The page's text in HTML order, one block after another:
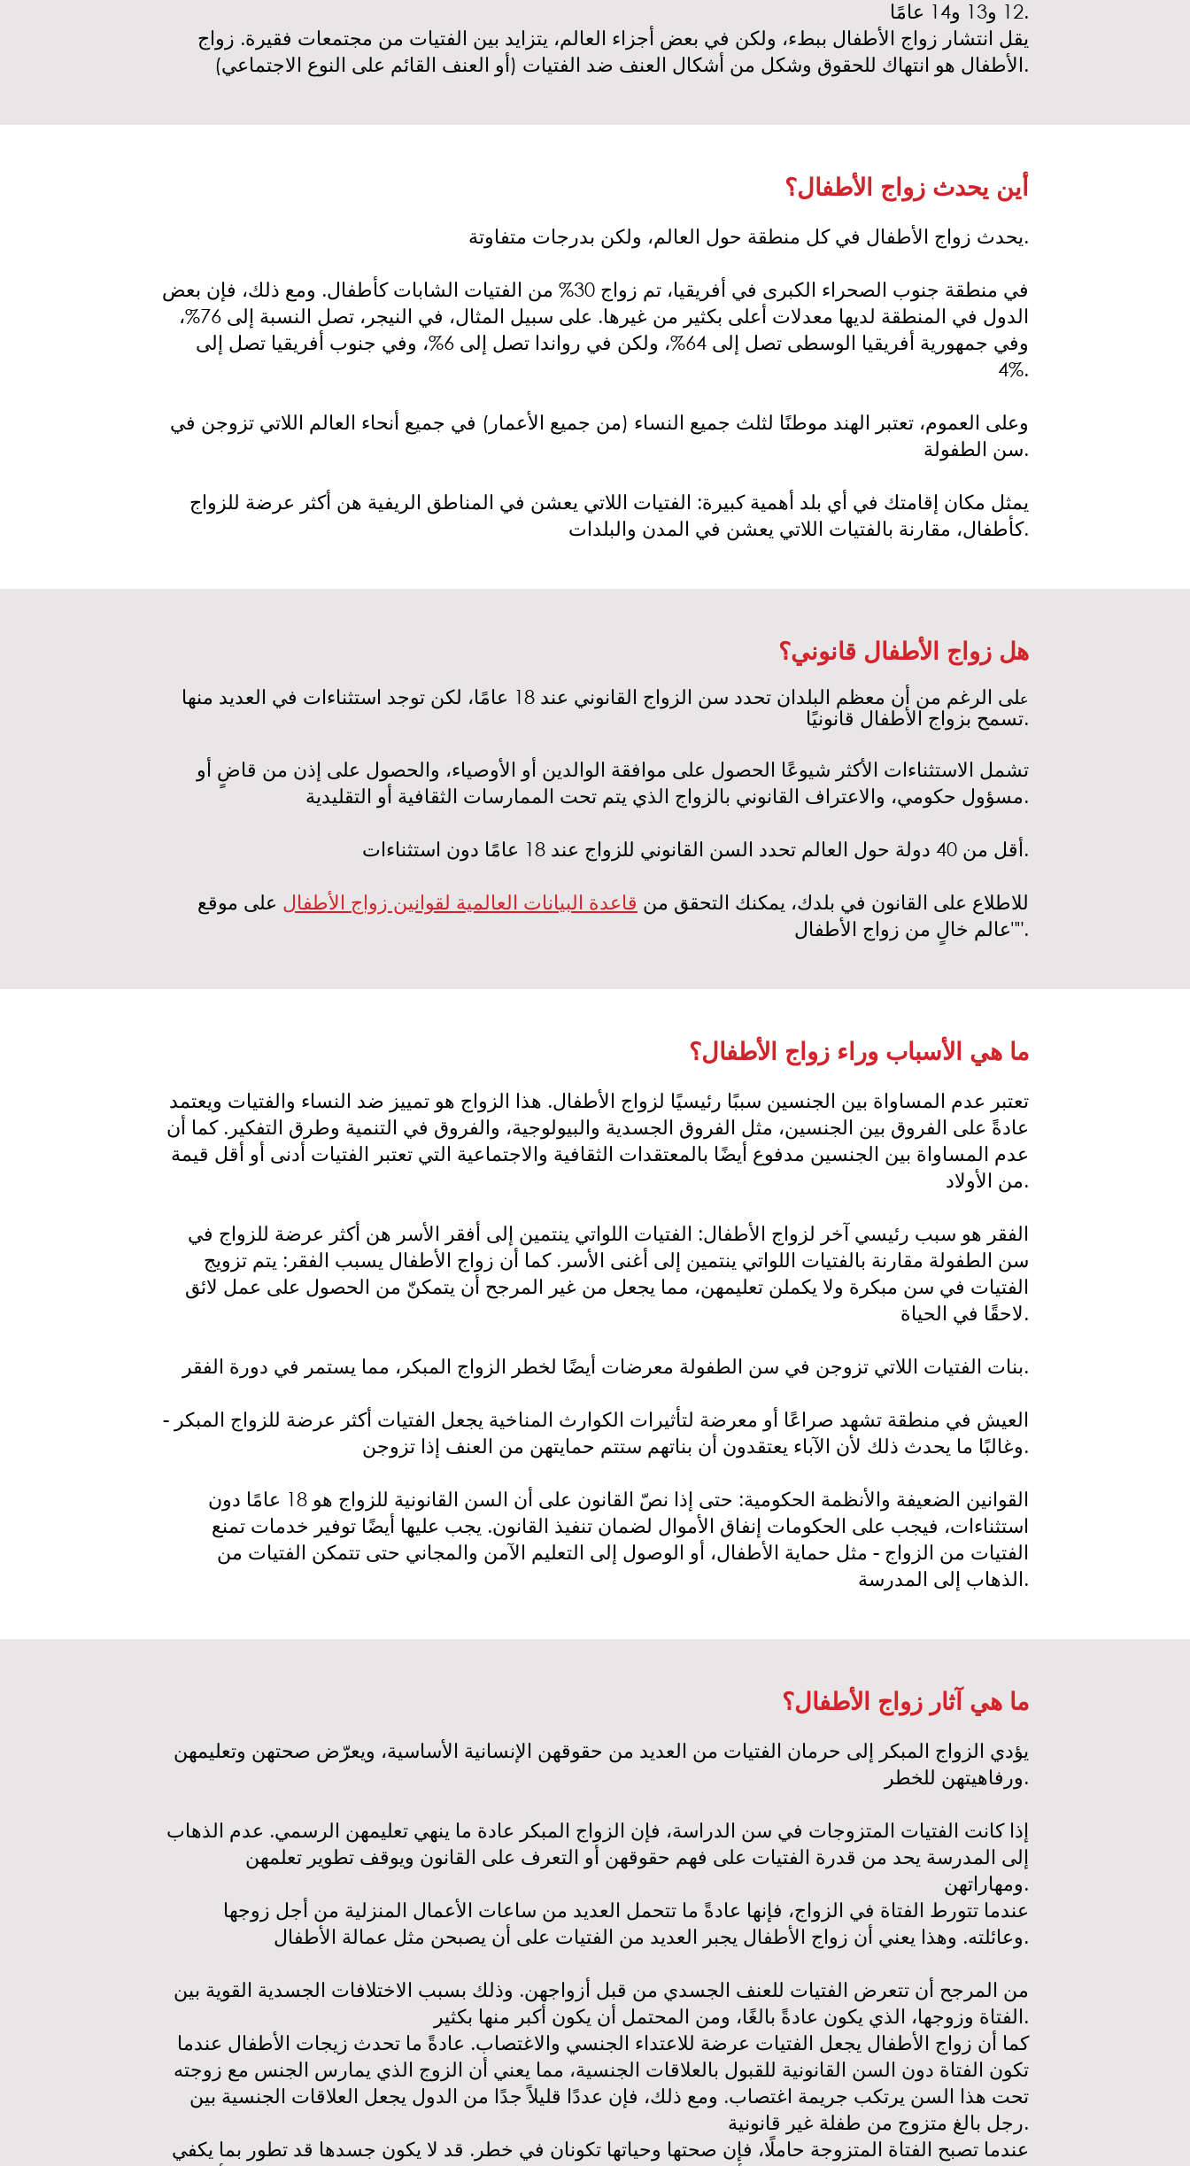
12 و13 و14 عامًا.
يقل انتشار زواج الأطفال ببطء، ولكن في بعض أجزاء العالم، يتزايد بين الفتيات من مجتمعات فقيرة. زواج
الأطفال هو انتهاك للحقوق وشكل من أشكال العنف ضد الفتيات (أو العنف القائم على النوع الاجتماعي).
أين يحدث زواج الأطفال؟
يحدث زواج الأطفال في كل منطقة حول العالم، ولكن بدرجات متفاوتة.
في منطقة جنوب الصحراء الكبرى في أفريقيا، تم زواج 30% من الفتيات الشابات كأطفال. ومع ذلك، فإن بعض
الدول في المنطقة لديها معدلات أعلى بكثير من غيرها. على سبيل المثال، في النيجر، تصل النسبة إلى 76%،
وفي جمهورية أفريقيا الوسطى تصل إلى 64%، ولكن في رواندا تصل إلى 6%، وفي جنوب أفريقيا تصل إلى
4%.
وعلى العموم، تعتبر الهند موطنًا لثلث جميع النساء (من جميع الأعمار) في جميع أنحاء العالم اللاتي تزوجن في
سن الطفولة.
يمثل مكان إقامتك في أي بلد أهمية كبيرة: الفتيات اللاتي يعشن في المناطق الريفية هن أكثر عرضة للزواج
كأطفال، مقارنة بالفتيات اللاتي يعشن في المدن والبلدات.
هل زواج الأطفال قانوني؟
ع
لى الرغم من أن معظم البلدان تحدد سن الزواج القانوني عند 18 عامًا، لكن توجد استثناءات في العديد منها
تسمح بزواج الأطفال قانونيًا.
تشمل الاستثناءات الأكثر شيوعًا الحصول على موافقة الوالدين أو الأوصياء، والحصول على إذن من قاضٍ أو
مسؤول حكومي، والاعتراف القانوني بالزواج الذي يتم تحت الممارسات الثقافية أو التقليدية.
أقل من 40 دولة حول العالم تحدد السن القانوني للزواج عند 18 عامًا دون استثناءات.
للاطلاع على القانون في بلدك، يمكنك التحقق من قاعدة البيانات العالمية لقوانين زواج الأطفال على موقع
"عالم خالٍ من زواج الأطفال".
ما هي الأسباب وراء زواج الأطفال؟
تعتبر عدم المساواة بين الجنسين سببًا رئيسيًا لزواج الأطفال. هذا الزواج هو تمييز ضد النساء والفتيات ويعتمد
عادةً على الفروق بين الجنسين، مثل الفروق الجسدية والبيولوجية، والفروق في التنمية وطرق التفكير. كما أن
عدم المساواة بين الجنسين مدفوع أيضًا بالمعتقدات الثقافية والاجتماعية التي تعتبر الفتيات أدنى أو أقل قيمة
من الأولاد.
الفقر هو سبب رئيسي آخر لزواج الأطفال: الفتيات اللواتي ينتمين إلى أفقر الأسر هن أكثر عرضة للزواج في
سن الطفولة مقارنة بالفتيات اللواتي ينتمين إلى أغنى الأسر. كما أن زواج الأطفال يسبب الفقر: يتم تزويج
الفتيات في سن مبكرة ولا يكملن تعليمهن، مما يجعل من غير المرجح أن يتمكنّ من الحصول على عمل لائق
لاحقًا في الحياة.
بنات الفتيات اللاتي تزوجن في سن الطفولة معرضات أيضًا لخطر الزواج المبكر، مما يستمر في دورة الفقر.
العيش في منطقة تشهد صراعًا أو معرضة لتأثيرات الكوارث المناخية يجعل الفتيات أكثر عرضة للزواج المبكر -
وغالبًا ما يحدث ذلك لأن الآباء يعتقدون أن بناتهم ستتم حمايتهن من العنف إذا تزوجن.
القوانين الضعيفة والأنظمة الحكومية: حتى إذا نصّ القانون على أن السن القانونية للزواج هو 18 عامًا دون
استثناءات، فيجب على الحكومات إنفاق الأموال لضمان تنفيذ القانون. يجب عليها أيضًا توفير خدمات تمنع
الفتيات من الزواج - مثل حماية الأطفال، أو الوصول إلى التعليم الآمن والمجاني حتى تتمكن الفتيات من
الذهاب إلى المدرسة.
ما هي آثار زواج الأطفال؟
يؤدي الزواج المبكر إلى حرمان الفتيات من العديد من حقوقهن الإنسانية الأساسية، ويعرّض صحتهن وتعليمهن
ورفاهيتهن للخطر.
إذا كانت الفتيات المتزوجات في سن الدراسة، فإن الزواج المبكر عادة ما ينهي تعليمهن الرسمي. عدم الذهاب
إلى المدرسة يحد من قدرة الفتيات على فهم حقوقهن أو التعرف على القانون ويوقف تطوير تعلمهن
ومهاراتهن.
عندما تتورط الفتاة في الزواج، فإنها عادةً ما تتحمل العديد من ساعات الأعمال المنزلية من أجل زوجها
وعائلته. وهذا يعني أن زواج الأطفال يجبر العديد من الفتيات على أن يصبحن مثل عمالة الأطفال.
من المرجح أن تتعرض الفتيات للعنف الجسدي من قبل أزواجهن. وذلك بسبب الاختلافات الجسدية القوية بين
الفتاة وزوجها، الذي يكون عادةً بالغًا، ومن المحتمل أن يكون أكبر منها بكثير.
كما أن زواج الأطفال يجعل الفتيات عرضة للاعتداء الجنسي والاغتصاب. عادةً ما تحدث زيجات الأطفال عندما
تكون الفتاة دون السن القانونية للقبول بالعلاقات الجنسية، مما يعني أن الزوج الذي يمارس الجنس مع زوجته
تحت هذا السن يرتكب جريمة اغتصاب. ومع ذلك، فإن عددًا قليلاً جدًا من الدول يجعل العلاقات الجنسية بين
رجل بالغ متزوج من طفلة غير قانونية.
عندما تصبح الفتاة المتزوجة حاملًا، فإن صحتها وحياتها تكونان في خطر. قد لا يكون جسدها قد تطور بما يكفي